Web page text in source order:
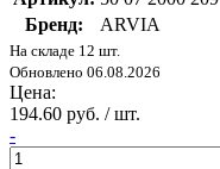
Бренд:
ARVIA
На складе 12 шт.
Обновлено 06.08.2026
Цена:
194.60 руб. / шт.
-